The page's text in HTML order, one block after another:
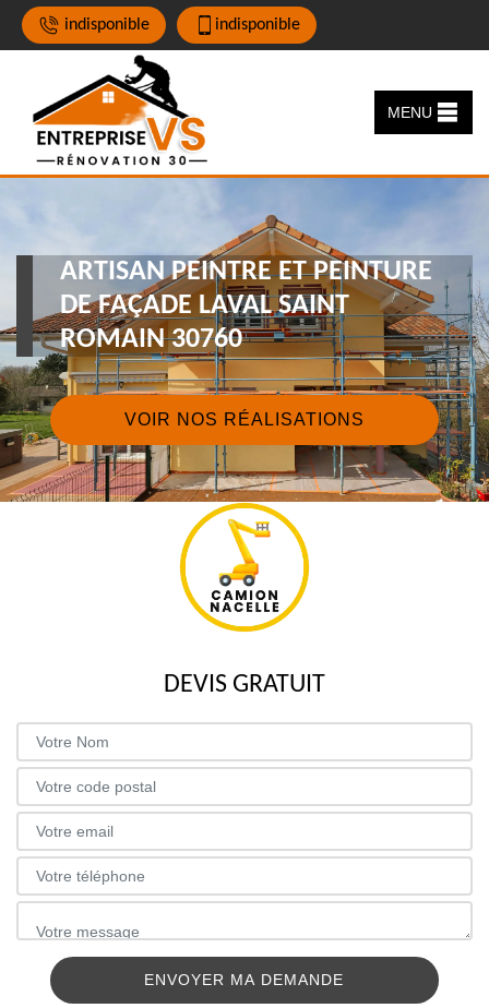
indisponible indisponible
MENU
ARTISAN PEINTRE ET PEINTURE
DE FAÇADE LAVAL SAINT
ROMAIN 30760
VOIR NOS RÉALISATIONS
DEVIS GRATUIT